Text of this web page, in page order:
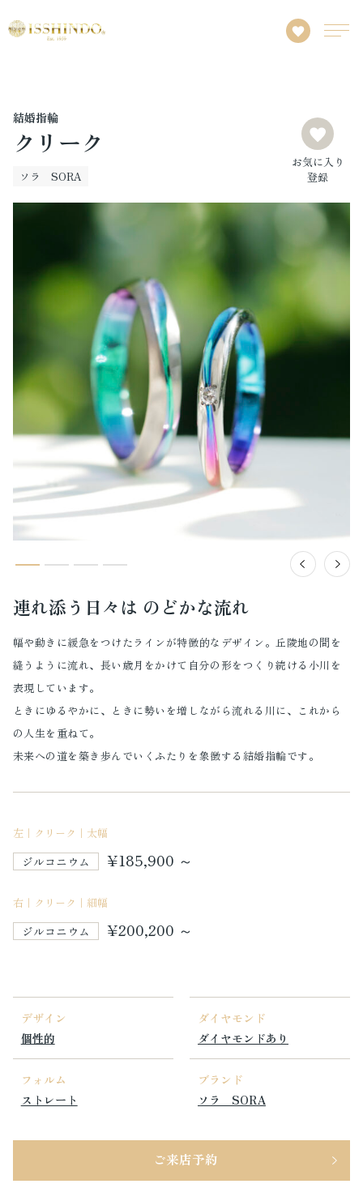
結婚指輪
クリーク
ソラ SORA
お気に入り
登録
連れ添う日々は のどかな流れ
幅や動きに緩急をつけたラインが特徴的なデザイン。丘陵地の間を
縫うように流れ、長い歳月をかけて自分の形をつくり続ける小川を
表現しています。
ときにゆるやかに、ときに勢いを増しながら流れる川に、これから
の人生を重ねて。
未来への道を築き歩んでいくふたりを象徴する結婚指輪です。
左｜クリーク｜太幅
ジルコニウム ¥185,900 ～
右｜クリーク｜細幅
ジルコニウム ¥200,200 ～
デザイン
個性的
ダイヤモンド
ダイヤモンドあり
フォルム
ストレート
ブランド
ソラ SORA
ご来店予約